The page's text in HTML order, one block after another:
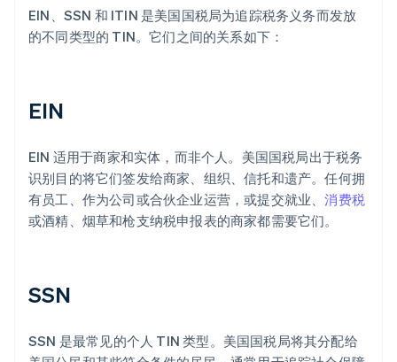
EIN、SSN 和 ITIN 是美国国税局为追踪税务义务而发放
的不同类型的 TIN。它们之间的关系如下：
EIN
EIN 适用于商家和实体，而非个人。美国国税局出于税务
识别目的将它们签发给商家、组织、信托和遗产。任何拥
有员工、作为公司或合伙企业运营，或提交就业、消费税
或酒精、烟草和枪支纳税申报表的商家都需要它们。
SSN
SSN 是最常见的个人 TIN 类型。美国国税局将其分配给